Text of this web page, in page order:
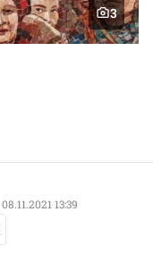
3
08.11.2021 13:39